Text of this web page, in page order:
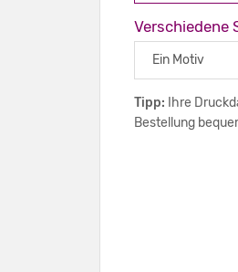
Verschiedene
Tipp: Ihre
Bestellung